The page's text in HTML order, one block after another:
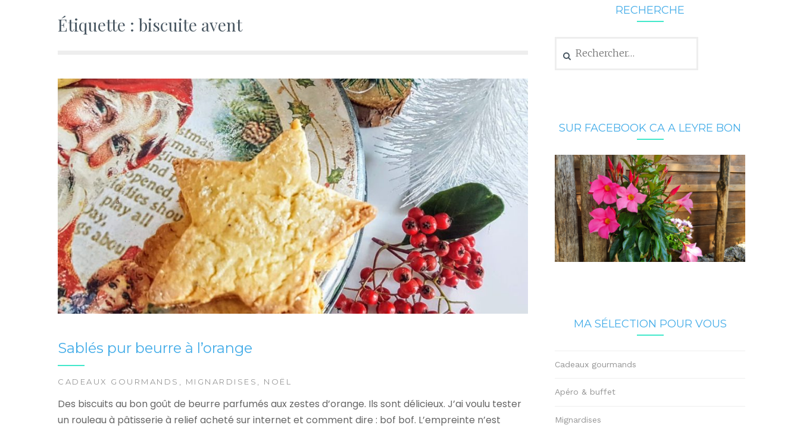
Étiquette : biscuite avent
Sablés pur beurre à l’orange
CADEAUX GOURMANDS MIGNARDISES NOËL
Des biscuits au bon goût de beurre parfumés aux zestes d’orange. Ils sont délicieux. J’ai voulu tester
un rouleau à pâtisserie à relief acheté sur internet et comment dire : bof bof. L’empreinte n’est
RECHERCHE
SUR FACEBOOK CA A LEYRE BON
MA SÉLECTION POUR VOUS
Cadeaux gourmands
Apéro & buffet
Mignardises